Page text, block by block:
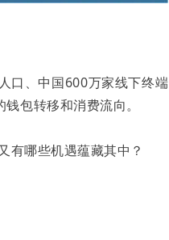
口、中国600万家线下终端
包转移和消费流向。
有哪些机遇蕴藏其中？